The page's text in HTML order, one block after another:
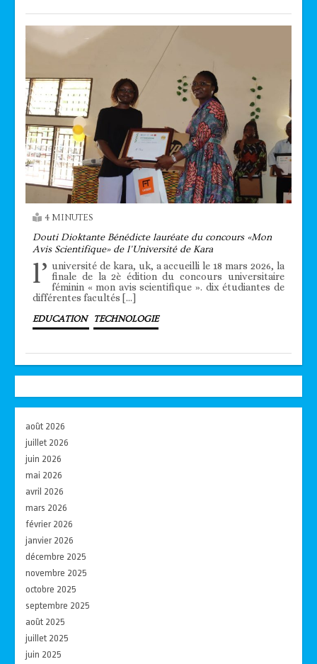
4 MINUTES
Douti Dioktante Bénédicte lauréate du concours «Mon
Avis Scientifique» de l’Université de Kara
l’ université de kara, uk, a accueilli le 18 mars 2026, la
finale de la 2è édition du concours universitaire
féminin « mon avis scientifique ». dix étudiantes de
différentes facultés […]
EDUCATION TECHNOLOGIE
août 2026
juillet 2026
juin 2026
mai 2026
avril 2026
mars 2026
février 2026
janvier 2026
décembre 2025
novembre 2025
octobre 2025
septembre 2025
août 2025
juillet 2025
juin 2025